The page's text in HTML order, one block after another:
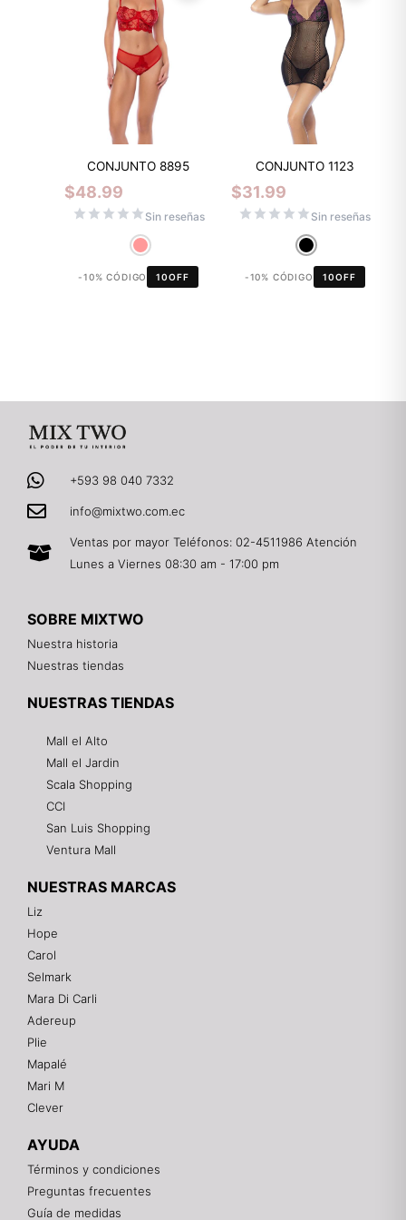
CONJUNTO 8895
$48.99
Sin reseñas
-10% CÓDIGO 10OFF
CONJUNTO 1123
$31.99
Sin reseñas
-10% CÓDIGO 10OFF
+593 98 040 7332
info@mixtwo.com.ec
Ventas por mayor Teléfonos: 02-4511986 Atención
Lunes a Viernes 08:30 am - 17:00 pm
SOBRE MIXTWO
Nuestra historia
Nuestras tiendas
NUESTRAS TIENDAS
Mall el Alto
Mall el Jardin
Scala Shopping
CCI
San Luis Shopping
Ventura Mall
NUESTRAS MARCAS
Liz
Hope
Carol
Selmark
Mara Di Carli
Adereup
Plie
Mapalé
Mari M
Clever
AYUDA
Términos y condiciones
Preguntas frecuentes
Guía de medidas
¡Hola! 👋
Gracias por visitarnos. Te asesoramos
personalmente con tu compra: tallas, envíos y
pagos.
Recuerda: 10% de descuento en tu primera compra
Contáctanos por el canal que prefieras 💕
WhatsApp